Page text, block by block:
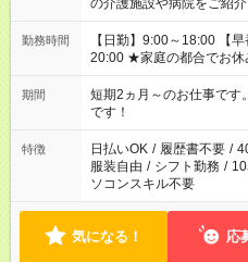
の介護施設や病院をご紹介
勤務時間
【日勤】9:00～18:00 【
20:00 ★家庭の都合でお休
さい。
期間
短期2ヵ月～のお仕事で
です！
特徴 日払いOK / 履歴書不要 /
服装自由 / シフト勤務 /
ソコンスキル不要
気になる！ 応